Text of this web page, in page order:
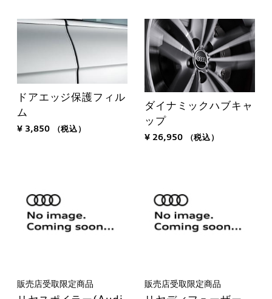
ドアエッジ保護フィル
ム
¥ 3,850 （税込）
ダイナミックハブキャ
ップ
¥ 26,950 （税込）
販売店受取限定商品 販売店受取限定商品